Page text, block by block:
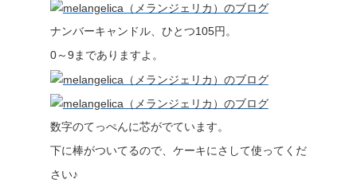
ナンバーキャンドル、ひとつ105円。
0～9までありますよ。
数字のてっぺんに芯がでています。
下に棒がついてるので、ケーキにさして使ってくだ
さい♪